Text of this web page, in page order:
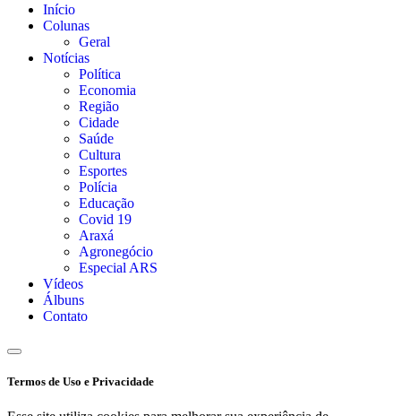
Início
Colunas
Geral
Notícias
Política
Economia
Região
Cidade
Saúde
Cultura
Esportes
Polícia
Educação
Covid 19
Araxá
Agronegócio
Especial ARS
Vídeos
Álbuns
Contato
Termos de Uso e Privacidade